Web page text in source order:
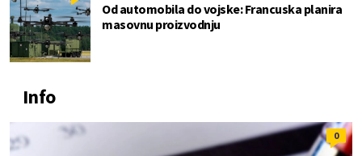
Od automobila do vojske: Francuska planira
masovnu proizvodnju
Info
0